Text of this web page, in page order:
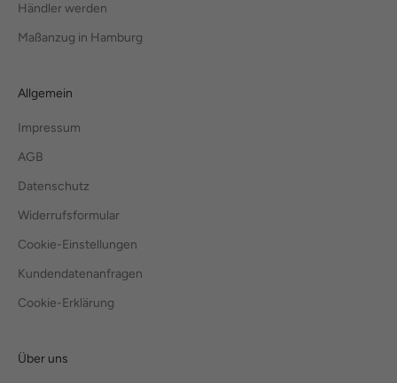
Händler werden
Maßanzug in Hamburg
Allgemein
Impressum
AGB
Datenschutz
Widerrufsformular
Cookie-Einstellungen
Kundendatenanfragen
Cookie-Erklärung
Über uns